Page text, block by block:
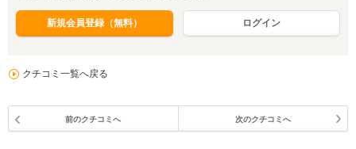
新規会員登録（無料） ログイン
クチコミ一覧へ戻る
前のクチコミへ 次のクチコミへ